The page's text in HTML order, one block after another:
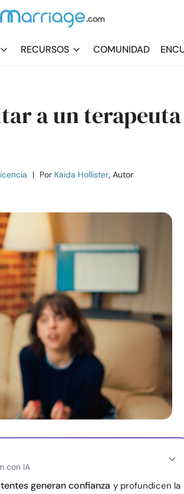
RECURSOS COMUNIDAD
a un terapeuta
| Por Kaida Hollister, Autor
con IA
generan confianza y profundicen la